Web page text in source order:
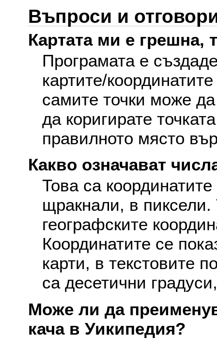
Въпроси и
Картата ми е грешна,
Програмата е
картите/
самите точки може
да коригирате
правилното място
Какво означават
Това са
щракнали, в пиксели.
географските
Координатите се
карти, в текстовите
са десетични
Може ли да
кача в Уикипедия?